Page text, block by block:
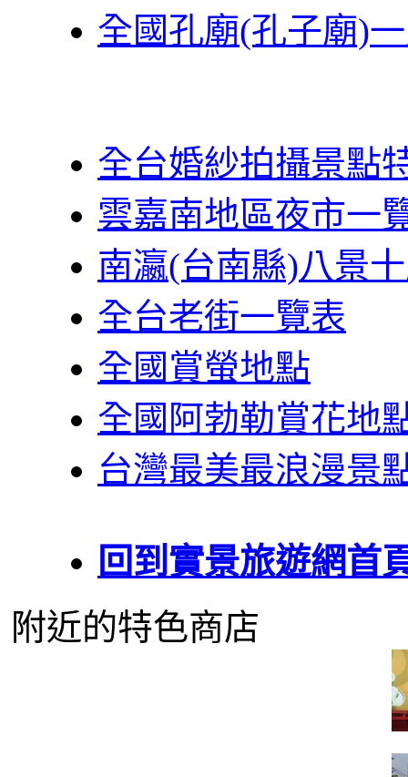
全國孔廟(孔子廟)
全台婚紗拍攝景點
雲嘉南地區夜市一
南瀛(台南縣)八景
全台老街一覽表
全國賞螢地點
全國阿勃勒賞花地
台灣最美最浪漫景
回到實景旅遊網首
附近的特色商店